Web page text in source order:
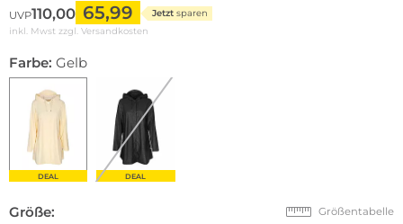
UVP110,00 65,99 Jetzt sparen
inkl. Mwst zzgl. Versandkosten
Farbe: Gelb
DEAL DEAL
Größe: Größentabelle